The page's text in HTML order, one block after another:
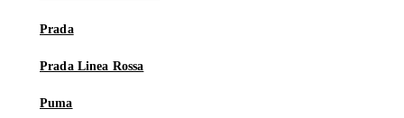
Prada
Prada Linea Rossa
Puma